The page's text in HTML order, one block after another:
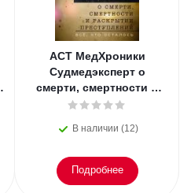
АСТ МедХроники
Судмедэксперт о
смерти, смертности и
раскрытии
осталось. Блэк
В наличии (12)
Подробнее